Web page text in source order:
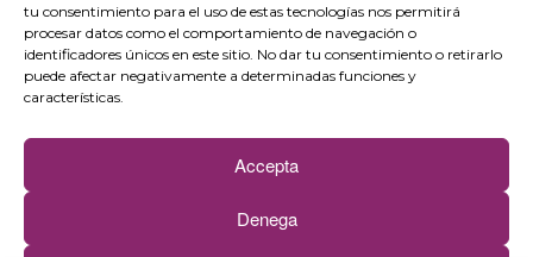
tu consentimiento para el uso de estas tecnologías nos permitirá
procesar datos como el comportamiento de navegación o
identificadores únicos en este sitio. No dar tu consentimiento o retirarlo
puede afectar negativamente a determinadas funciones y
características.
Accepta
Denega
Política de privacidad
Condiciones de uso
Política de cookies
Contacto